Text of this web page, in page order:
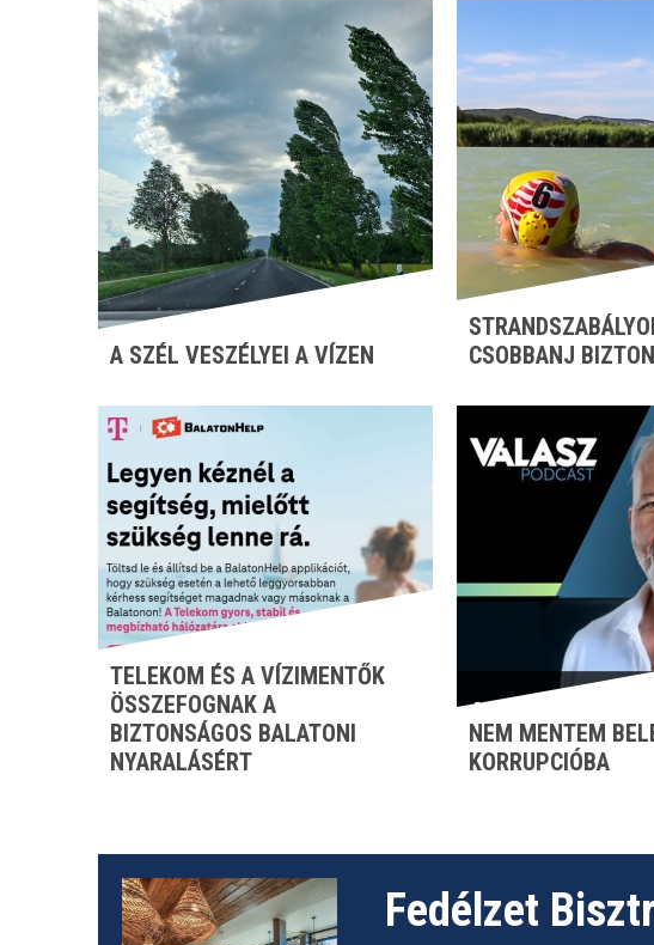
A SZÉL VESZÉLYEI A VÍZEN
CSOBBANJ
TELEKOM ÉS A VÍZIMENTŐK
ÖSSZEFOGNAK A
BIZTONSÁGOS BALATONI
NYARALÁSÉRT
NEM MENTEM
KORRUPCIÓBA
Fedélzet